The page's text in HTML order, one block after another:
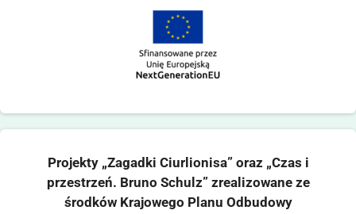
Projekty „Zagadki Ciurlionisa” oraz „Czas i
przestrzeń. Bruno Schulz” zrealizowane ze
środków Krajowego Planu Odbudowy